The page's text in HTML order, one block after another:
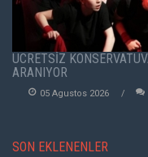
ÜCRETSİZ
ARANIYOR
05 Agustos 2026
SON EKLENENLER